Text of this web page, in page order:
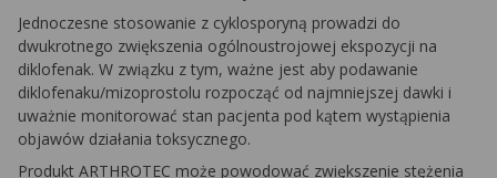
Jednoczesne stosowanie z cyklosporyną prowadzi do
dwukrotnego zwiększenia ogólnoustrojowej ekspozycji na
diklofenak. W związku z tym, ważne jest aby podawanie
diklofenaku/mizoprostolu rozpocząć od najmniejszej dawki i
uważnie monitorować stan pacjenta pod kątem wystąpienia
objawów działania toksycznego.
Produkt ARTHROTEC może powodować zwiększenie stężenia